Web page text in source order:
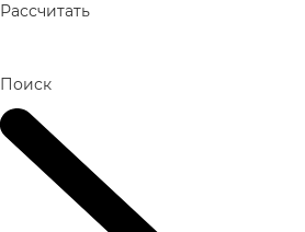
Рассчитать
Поиск